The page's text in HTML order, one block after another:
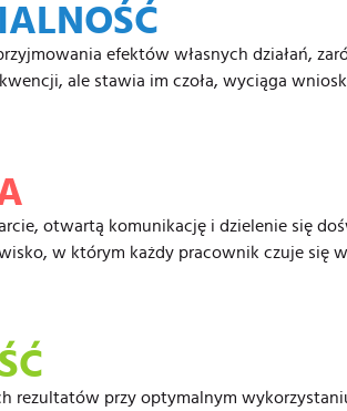
efektów własnych działań,
ale stawia im czoła, wyciąga
otwartą komunikację i dzielenie się
w którym każdy pracownik czuje się
rezultatów przy optymalnym